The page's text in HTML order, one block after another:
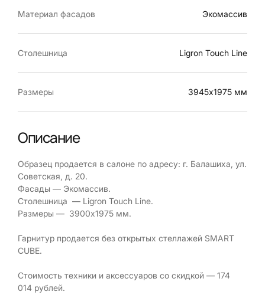
Материал фасадов Экомассив
Столешница Ligron Touch Line
Размеры 3945х1975 мм
Описание
Образец продается в салоне по адресу: г. Балашиха, ул.
Советская, д. 20.
Фасады — Экомассив.
Столешница — Ligron Touch Line.
Размеры — 3900х1975 мм.
Гарнитур продается без открытых стеллажей SMART
CUBE.
Стоимость техники и аксессуаров со скидкой — 174
014 рублей.